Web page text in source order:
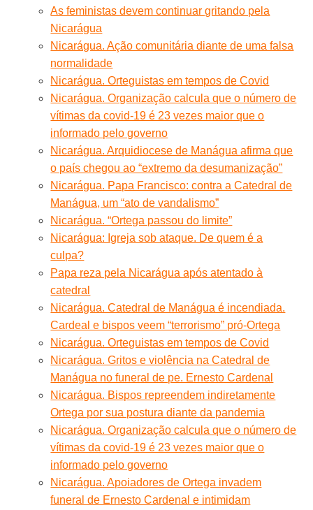
As feministas devem continuar gritando pela
Nicarágua
Nicarágua. Ação comunitária diante de uma falsa
normalidade
Nicarágua. Orteguistas em tempos de Covid
Nicarágua. Organização calcula que o número de
vítimas da covid-19 é 23 vezes maior que o
informado pelo governo
Nicarágua. Arquidiocese de Manágua afirma que
o país chegou ao “extremo da desumanização”
Nicarágua. Papa Francisco: contra a Catedral de
Manágua, um “ato de vandalismo”
Nicarágua. “Ortega passou do limite”
Nicarágua: Igreja sob ataque. De quem é a
culpa?
Papa reza pela Nicarágua após atentado à
catedral
Nicarágua. Catedral de Manágua é incendiada.
Cardeal e bispos veem “terrorismo” pró-Ortega
Nicarágua. Orteguistas em tempos de Covid
Nicarágua. Gritos e violência na Catedral de
Manágua no funeral de pe. Ernesto Cardenal
Nicarágua. Bispos repreendem indiretamente
Ortega por sua postura diante da pandemia
Nicarágua. Organização calcula que o número de
vítimas da covid-19 é 23 vezes maior que o
informado pelo governo
Nicarágua. Apoiadores de Ortega invadem
funeral de Ernesto Cardenal e intimidam